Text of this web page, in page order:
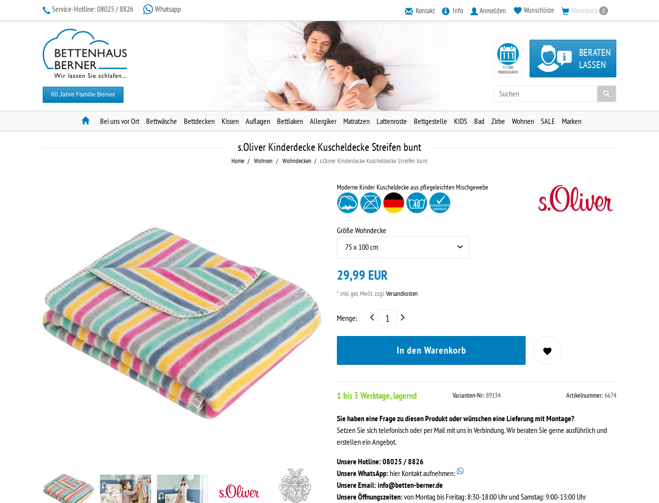
Service-Hotline:08025 / 8826 Whatsapp Kontakt Info Anmelden Wunschliste Warenkorb 0
60 Jahre Familie Berner
BERATEN
LASSEN
HomeBei uns vor Ort Bettwäsche Bettdecken Kissen Auflagen Bettlaken Allergiker Matratzen Lattenroste Bettgestelle KIDS Bad Zirbe Wohnen SALE Marken
s.Oliver Kinderdecke Kuscheldecke Streifen bunt
Home Wohnen Wohndecken s.Oliver Kinderdecke Kuscheldecke Streifen bunt
Moderne Kinder Kuscheldecke aus pflegeleichten Mischgewebe
Größe Wohndecke
29,99 EUR
* inkl. ges. MwSt. zzgl.Versandkosten
Menge:
In den Warenkorb
1 bis 3 Werktage, lagernd Varianten-Nr:89134 Artikelnummer:6674
Sie haben eine Frage zu diesen Produkt oder wünschen eine Lieferung mit Montage?
Setzen Sie sich telefonisch oder per Mail mit uns in Verbindung. Wir beraten Sie gerne ausführlich und
erstellen ein Angebot.
Unsere Hotline: 08025 / 8826
Unsere WhatsApp: hier Kontakt aufnehmen:
Unsere Email:info@betten-berner.de
Unsere Öffnungszeiten:von Montag bis Freitag: 8:30-18:00 Uhr und Samstag: 9:00-13:00 Uhr